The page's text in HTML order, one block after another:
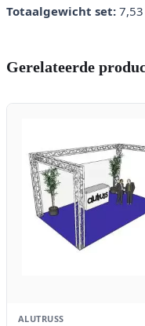
Totaalgewicht set:
Gerelateerde
ALUTRUSS